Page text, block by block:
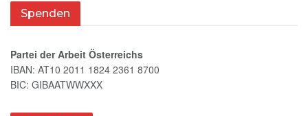
Spenden
Partei der Arbeit Österreichs
IBAN: AT10 2011 1824 2361 8700
BIC: GIBAATWWXXX